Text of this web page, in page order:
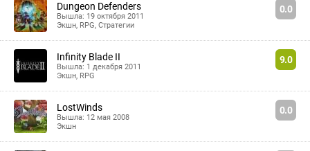
Dungeon Defenders
Вышла: 19 октября 2011
Экшн, RPG, Стратегии
0.0
Infinity Blade II
Вышла: 1 декабря 2011
Экшн, RPG
9.0
LostWinds
Вышла: 12 мая 2008
Экшн
0.0